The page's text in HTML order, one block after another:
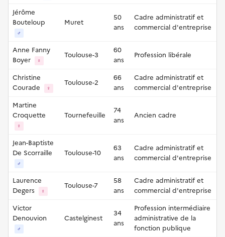
Jérôme
Bouteloup
♂
Muret
50
ans
Cadre administratif et
commercial d'entreprise
Anne Fanny
Boyer
♀
Toulouse-3
60
ans
Profession libérale
Christine
Courade
♀
Toulouse-2
66
ans
Cadre administratif et
commercial d'entreprise
Martine
Croquette
♀
Tournefeuille
74
ans
Ancien cadre
Jean-Baptiste
De Scorraille
♂
Toulouse-10
63
ans
Cadre administratif et
commercial d'entreprise
Laurence
Degers
♀
Toulouse-7
58
ans
Cadre administratif et
commercial d'entreprise
Victor
Denouvion
♂
Castelginest
34
ans
Profession intermédiaire
administrative de la
fonction publique